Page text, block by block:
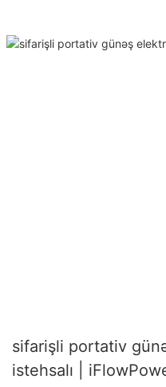
sifarişli portativ
istehsalı |